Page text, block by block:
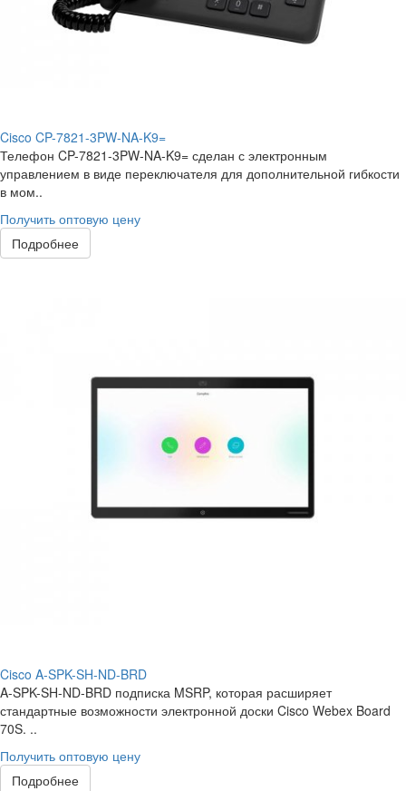
Cisco CP-7821-3PW-NA-K9=
Телефон CP-7821-3PW-NA-K9= сделан с электронным
управлением в виде переключателя для дополнительной гибкости
в мом..
Получить оптовую цену
Подробнее
Cisco A-SPK-SH-ND-BRD
A-SPK-SH-ND-BRD подписка MSRP, которая расширяет
стандартные возможности электронной доски Cisco Webex Board
70S. ..
Получить оптовую цену
Подробнее